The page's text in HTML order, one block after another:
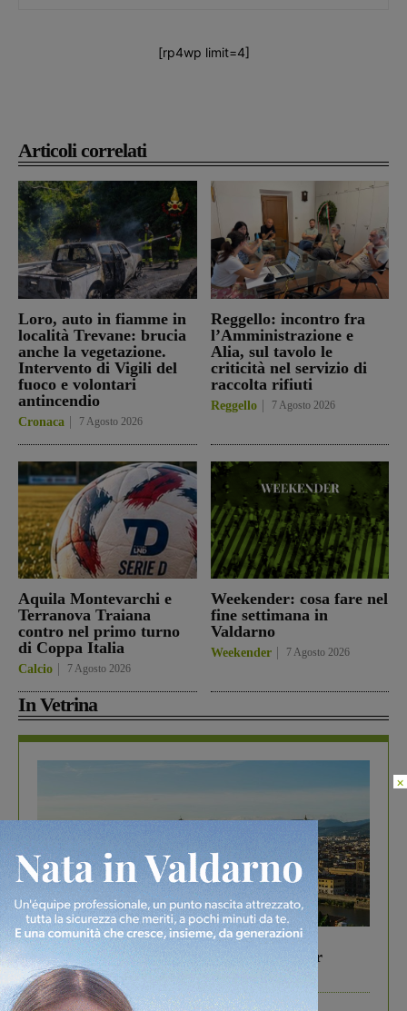
Articoli correlati
Loro, auto in fiamme in
località Trevane: brucia
anche la vegetazione.
Intervento di Vigili del
fuoco e volontari
antincendio
Cronaca 7 Agosto 2026
Reggello: incontro fra
l’Amministrazione e
Alia, sul tavolo le
criticità nel servizio di
raccolta rifiuti
Reggello 7 Agosto 2026
Aquila Montevarchi e
Terranova Traiana
contro nel primo turno
di Coppa Italia
Calcio 7 Agosto 2026
Weekender: cosa fare nel
fine settimana in
Valdarno
Weekender 7 Agosto 2026
In Vetrina
In vetrina 6 Agosto 2026
Gita di famiglia a Firenze: 5 idee per far
divertire i tuoi figli
[rp4wp limit=4]
×